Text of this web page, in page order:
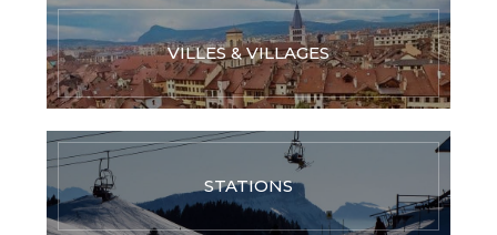
VILLES & VILLAGES
STATIONS